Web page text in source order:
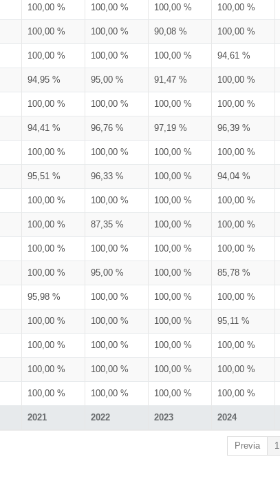
2021 2022 2023 2024
100,00 % 100,00 % 100,00 % 100,00 %
100,00 % 100,00 % 90,08 % 100,00 %
100,00 % 100,00 % 100,00 % 94,61 %
94,95 % 95,00 % 91,47 % 100,00 %
100,00 % 100,00 % 100,00 % 100,00 %
94,41 % 96,76 % 97,19 % 96,39 %
100,00 % 100,00 % 100,00 % 100,00 %
95,51 % 96,33 % 100,00 % 94,04 %
100,00 % 100,00 % 100,00 % 100,00 %
100,00 % 87,35 % 100,00 % 100,00 %
100,00 % 100,00 % 100,00 % 100,00 %
100,00 % 95,00 % 100,00 % 85,78 %
95,98 % 100,00 % 100,00 % 100,00 %
100,00 % 100,00 % 100,00 % 95,11 %
100,00 % 100,00 % 100,00 % 100,00 %
100,00 % 100,00 % 100,00 % 100,00 %
100,00 % 100,00 % 100,00 % 100,00 %
Previa 1